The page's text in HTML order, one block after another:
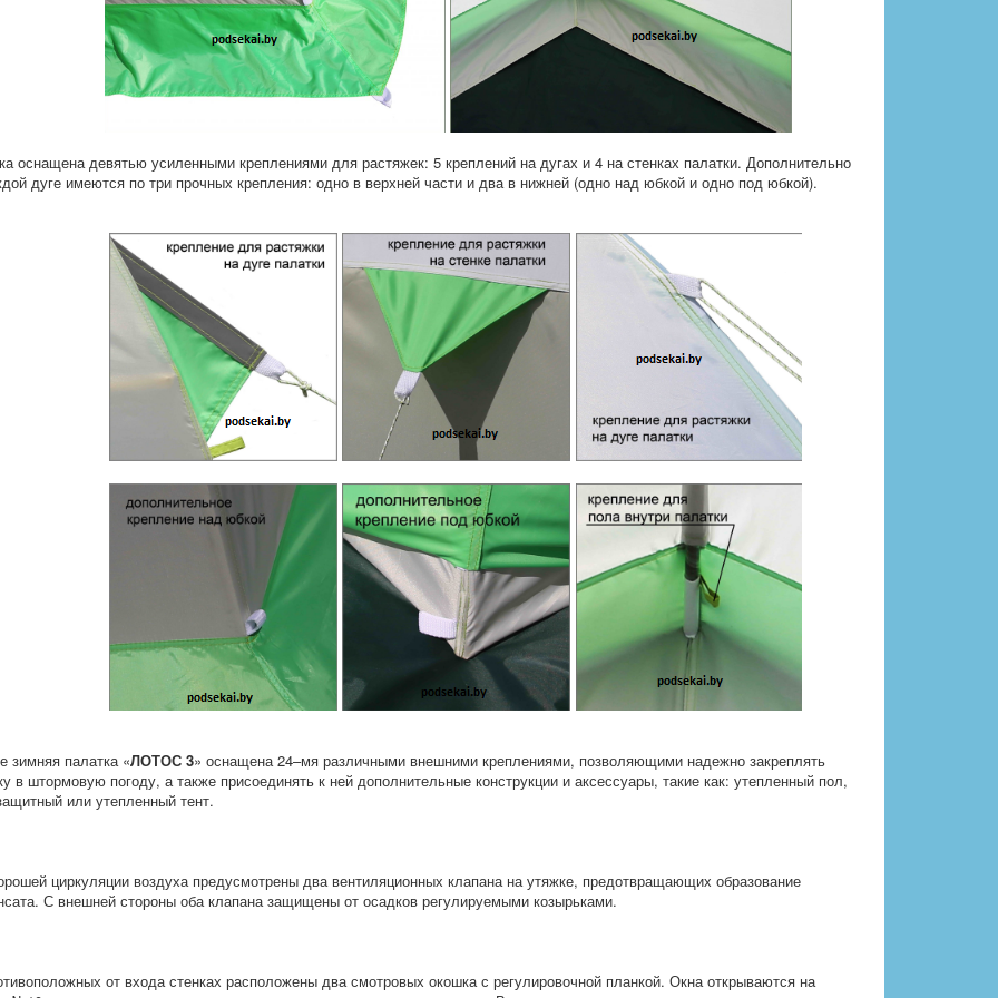
оснащена девятью усиленными креплениями для растяжек: 5 креплений на дугах и 4 на стенках палатки. Дополнительно
дуге имеются по три прочных крепления: одно в верхней части и два в нижней (одно над юбкой и одно под юбкой).
зимняя палатка «ЛОТОС 3» оснащена 24–мя различными внешними креплениями, позволяющими надежно закреплять
в штормовую погоду, а также присоединять к ней дополнительные конструкции и аксессуары, такие как: утепленный пол,
или утепленный тент.
циркуляции воздуха предусмотрены два вентиляционных клапана на утяжке, предотвращающих образование
С внешней стороны оба клапана защищены от осадков регулируемыми козырьками.
от входа стенках расположены два смотровых окошка с регулировочной планкой. Окна открываются на